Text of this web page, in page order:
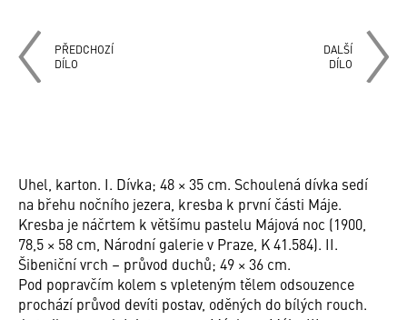
PŘEDCHOZÍ
DÍLO
DALŠÍ
DÍLO
Uhel, karton. I. Dívka; 48 × 35 cm. Schoulená dívka sedí
na břehu nočního jezera, kresba k první části Máje.
Kresba je náčrtem k většímu pastelu Májová noc (1900,
78,5 × 58 cm, Národní galerie v Praze, K 41.584). II.
Šibeniční vrch – průvod duchů; 49 × 36 cm.
Pod popravčím kolem s vpleteným tělem odsouzence
prochází průvod devíti postav, oděných do bílých rouch.